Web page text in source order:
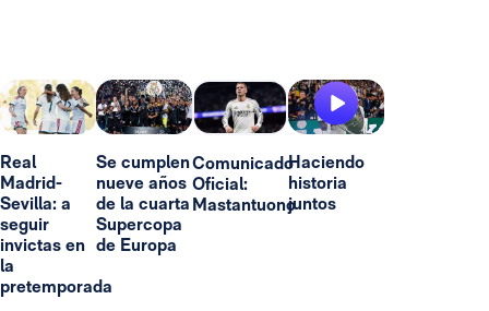
Real
Madrid-
Sevilla: a
seguir
invictas en
la
pretemporada
Se cumplen
nueve años
de la cuarta
Supercopa
de Europa
Comunicado
Oficial:
Mastantuono
Haciendo
historia
juntos